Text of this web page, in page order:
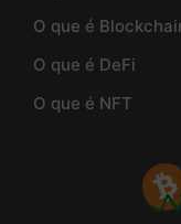
O que é
O que é DeFi
O que é NFT